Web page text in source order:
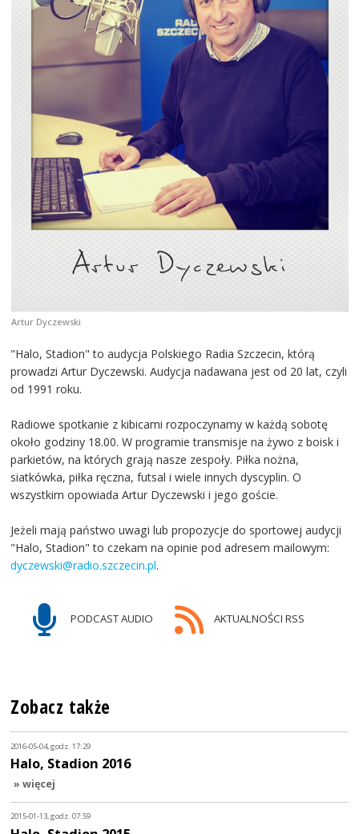
Artur Dyczewski
"Halo, Stadion" to audycja Polskiego Radia Szczecin, którą
prowadzi Artur Dyczewski. Audycja nadawana jest od 20 lat, czyli
od 1991 roku.
Radiowe spotkanie z kibicami rozpoczynamy w każdą sobotę
około godziny 18.00. W programie transmisje na żywo z boisk i
parkietów, na których grają nasze zespoły. Piłka nożna,
siatkówka, piłka ręczna, futsal i wiele innych dyscyplin. O
wszystkim opowiada Artur Dyczewski i jego goście.
Jeżeli mają państwo uwagi lub propozycje do sportowej audycji
"Halo, Stadion" to czekam na opinie pod adresem mailowym:
dyczewski@radio.szczecin.pl.
PODCAST AUDIO AKTUALNOŚCI RSS
Zobacz także
2016-05-04, godz. 17:29
Halo, Stadion 2016
» więcej
2015-01-13, godz. 07:59